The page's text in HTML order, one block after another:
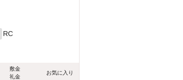
RC
敷金
礼金
お気に入り